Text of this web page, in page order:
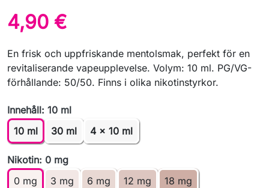
4,90 €
En frisk och uppfriskande mentolsmak, perfekt för en
revitaliserande vapeupplevelse. Volym: 10 ml. PG/VG-
förhållande: 50/50. Finns i olika nikotinstyrkor.
Innehåll: 10 ml
10 ml
30 ml 4 x 10 ml
Nikotin: 0 mg
0 mg
3 mg 6 mg 12 mg 18 mg